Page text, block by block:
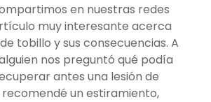
en nuestras redes
muy interesante acerca
tobillo y sus consecuencias. A
nos preguntó qué podía
antes una lesión de
un estiramiento,